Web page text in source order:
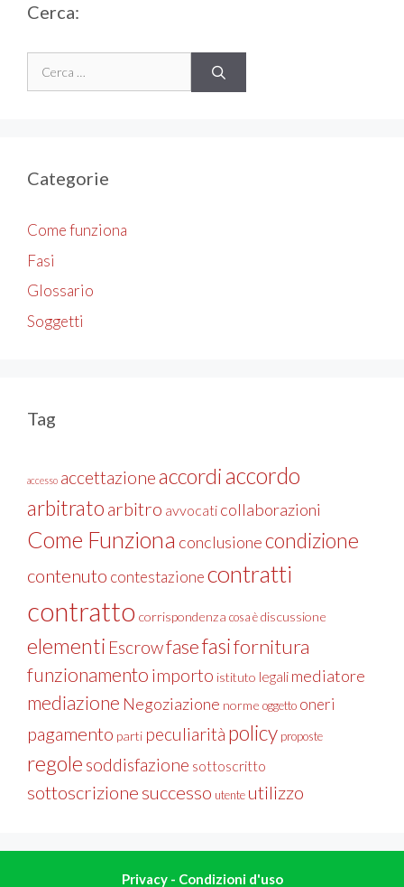
Cerca:
Categorie
Come funziona
Fasi
Glossario
Soggetti
Tag
accesso accettazioneaccordiaccordo
arbitrato arbitro avvocati collaborazioni
Come Funziona conclusionecondizione
contenuto contestazionecontratti
contratto corrispondenza cosa èdiscussione
elementi Escrowfasefasifornitura
funzionamento importo istituto legali mediatore
mediazione Negoziazione norme oggetto oneri
pagamento parti peculiarità policy proposte
regole soddisfazione sottoscritto
sottoscrizione successo utente utilizzo
Privacy - Condizioni d'uso